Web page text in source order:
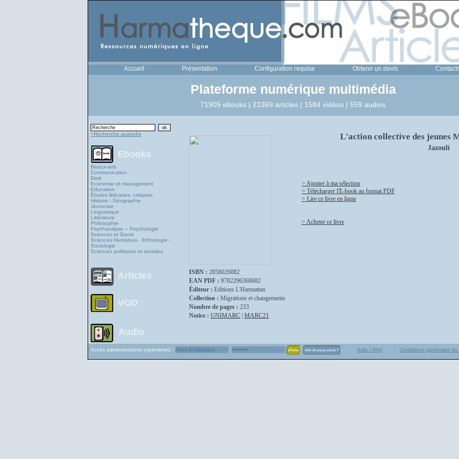
Accueil Présentation Configuration requise Obtenir un devis
Plateforme numérique multimédia
71905 ebooks | 23369 articles | 1584 vidéos | 559 audios
>Recherche avancée
Ebooks
Beaux-arts
Communication
Droit
Economie et management
Education
Études littéraires, critiques
Histoire - Géographie
Jeunesse
Linguistique
Littérature
Philosophie
Psychanalyse – Psychologie
Sciences et Santé
Sciences Humaines - Ethnologie -
Sociologie
Sciences politiques et sociales
Articles
VOD
Audio
ISBN : 2858026882
EAN PDF : 9782296368682
Éditeur : Editions L'Harmattan
Collection : Migrations et changements
Nombre de pages : 233
Notice : UNIMARC MARC21
L'action collective des jeunes
Jazouli
> Ajouter à ma sélection
> Télécharger l'E-book au format PDF
> Lire ce livre en ligne
> Acheter ce livre
Accès administrations organismes : Aide / FAQ Conditions générales de